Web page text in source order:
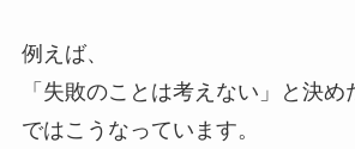
例えば、
「失敗のことは考えない」と決め
ではこうなっています。